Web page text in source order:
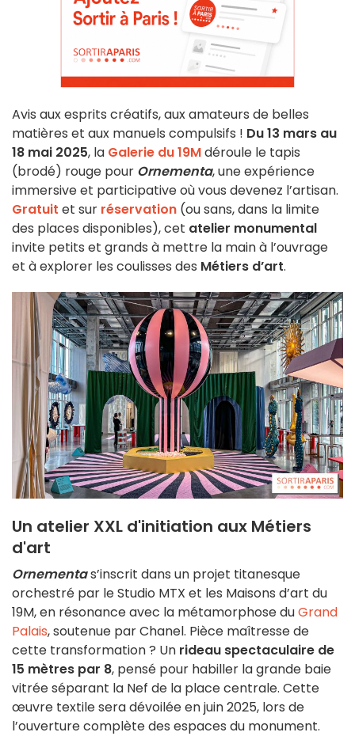
Avis aux esprits créatifs, aux amateurs de belles
matières et aux manuels compulsifs ! Du 13 mars au
18 mai 2025, la Galerie du 19Mdéroule le tapis
(brodé) rouge pour Ornementa, une expérience
immersive et participative où vous devenez l’artisan.
Gratuit et sur réservation (ou sans, dans la limite
des places disponibles), cet atelier monumental
invite petits et grands à mettre la main à l’ouvrage
et à explorer les coulisses des Métiers d’art.
Un atelier XXL d'initiation aux Métiers
d'art
Ornementas’inscrit dans un projet titanesque
orchestré par le Studio MTX et les Maisons d’art du
19M, en résonance avec la métamorphose duGrand
Palais, soutenue par Chanel. Pièce maîtresse de
cette transformation ? Un rideau spectaculaire de
15 mètres par 8, pensé pour habiller la grande baie
vitrée séparant la Nef de la place centrale. Cette
œuvre textile sera dévoilée en juin 2025, lors de
l’ouverture complète des espaces du monument.